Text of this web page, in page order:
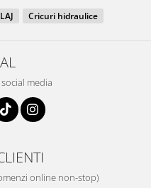
Cricuri hidraulice
media
online non-stop)